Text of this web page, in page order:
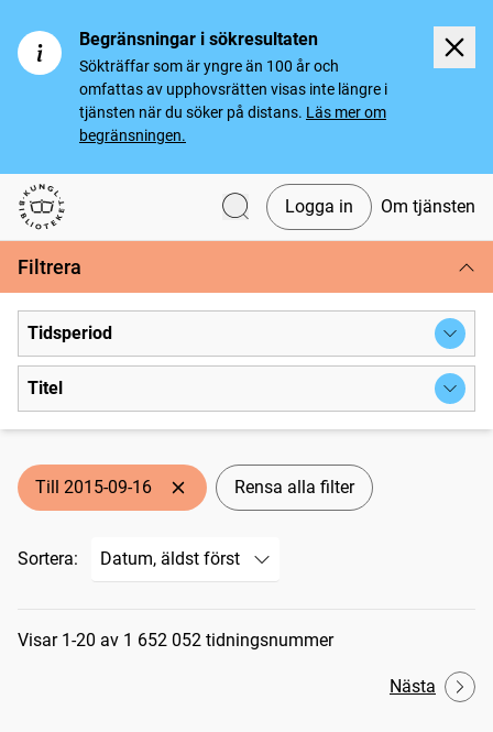
Begränsningar i sökresultaten
Sökträffar som är yngre än 100 år och
omfattas av upphovsrätten visas inte längre i
tjänsten när du söker på distans. Läs mer om
begränsningen.
Svenska tidningar
Logga in Om tjänsten
Filtrera
Tidsperiod
Titel
Till 2015-09-16 Rensa alla filter
Sortera:
Sökresultat
Visar 1-20 av 1 652 052 tidningsnummer
Nästa